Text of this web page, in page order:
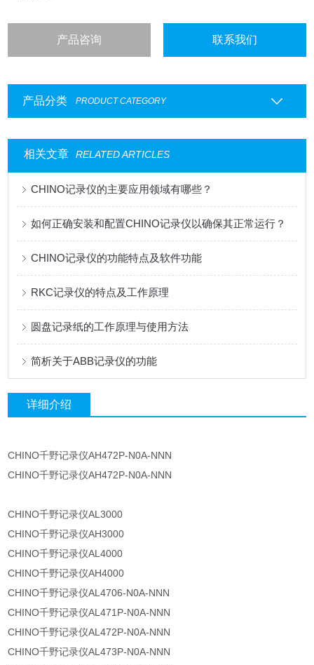
产品咨询 联系我们
产品分类 PRODUCT CATEGORY
相关文章 RELATED ARTICLES
CHINO记录仪的主要应用领域有哪些？
如何正确安装和配置CHINO记录仪以确保其正常运行？
CHINO记录仪的功能特点及软件功能
RKC记录仪的特点及工作原理
圆盘记录纸的工作原理与使用方法
简析关于ABB记录仪的功能
详细介绍
CHINO千野记录仪AH472P-N0A-NNN
CHINO千野记录仪AH472P-N0A-NNN
CHINO千野记录仪AL3000
CHINO千野记录仪AH3000
CHINO千野记录仪AL4000
CHINO千野记录仪AH4000
CHINO千野记录仪AL4706-N0A-NNN
CHINO千野记录仪AL471P-N0A-NNN
CHINO千野记录仪AL472P-N0A-NNN
CHINO千野记录仪AL473P-N0A-NNN